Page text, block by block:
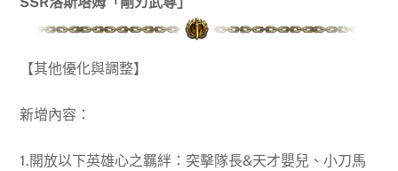
【其他優化與調整】
新增內容：
1.開放以下英雄心之羈絆：突擊隊長&天才嬰兒、小刀馬